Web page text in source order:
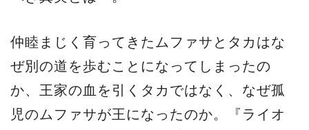
仲睦まじく育ってきたムファサとタカはな
ぜ別の道を歩むことになってしまったの
か、王家の血を引くタカではなく、なぜ孤
児のムファサが王になったのか。『ライオ